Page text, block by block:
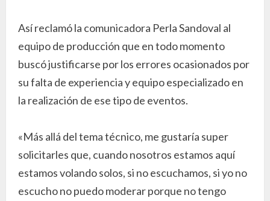
Así reclamó la comunicadora Perla Sandoval al
equipo de producción que en todo momento
buscó justificarse por los errores ocasionados por
su falta de experiencia y equipo especializado en
la realización de ese tipo de eventos.
«Más allá del tema técnico, me gustaría super
solicitarles que, cuando nosotros estamos aquí
estamos volando solos, si no escuchamos, si yo no
escucho no puedo moderar porque no tengo